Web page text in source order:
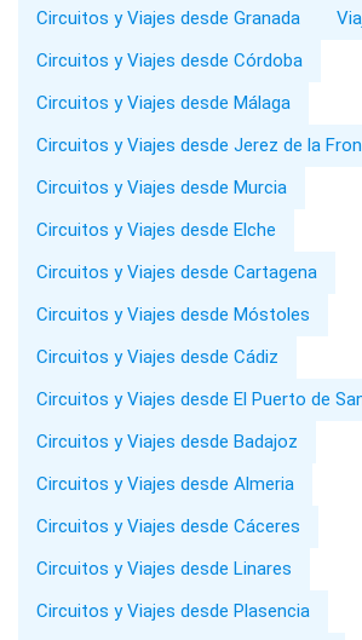
Circuitos y Viajes desde Granada
Circuitos y Viajes desde Córdoba
Circuitos y Viajes desde Málaga
Circuitos y Viajes desde Jerez de la
Circuitos y Viajes desde Murcia
Circuitos y Viajes desde Elche
Circuitos y Viajes desde Cartagena
Circuitos y Viajes desde Móstoles
Circuitos y Viajes desde Cádiz
Circuitos y Viajes desde El Puerto de
Circuitos y Viajes desde Badajoz
Circuitos y Viajes desde Almeria
Circuitos y Viajes desde Cáceres
Circuitos y Viajes desde Linares
Circuitos y Viajes desde Plasencia